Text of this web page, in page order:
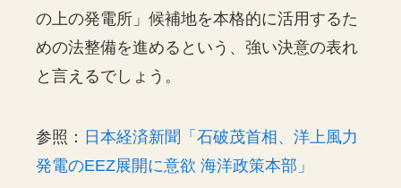
の上の発電所」候補地を本格的に活用するた
めの法整備を進めるという、強い決意の表れ
と言えるでしょう。
参照： 日本経済新聞「石破茂首相、洋上風力
発電のEEZ展開に意欲 海洋政策本部」